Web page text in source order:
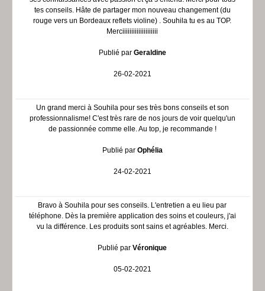
tes conseils. Hâte de partager mon nouveau changement (du
rouge vers un Bordeaux reflets violine) . Souhila tu es au TOP.
Merciiiiiiiiiiiiiiiiiiii
Publié par Geraldine
26-02-2021
Un grand merci à Souhila pour ses très bons conseils et son
professionnalisme! C'est très rare de nos jours de voir quelqu'un
de passionnée comme elle. Au top, je recommande !
Publié par Ophélia
24-02-2021
Bravo à Souhila pour ses conseils. L'entretien a eu lieu par
téléphone. Dès la première application des soins et couleurs, j'ai
vu la différence. Les produits sont sains et agréables. Merci.
Publié parVéronique
05-02-2021